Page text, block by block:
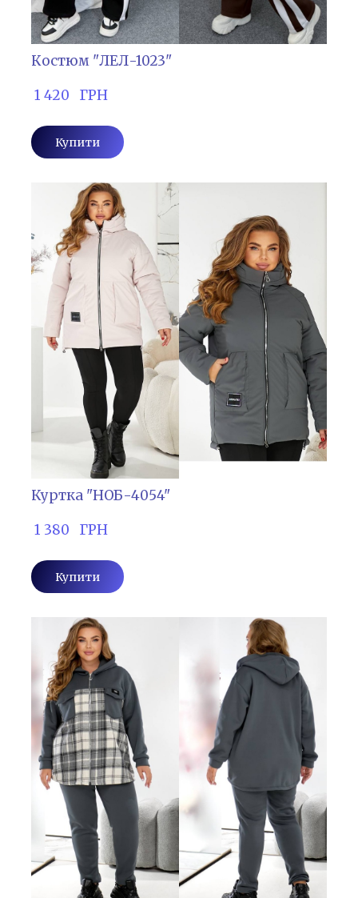
Костюм "ЛЕЛ-1023"
1 420   ГРН
Купити
Куртка "НОБ-4054"
1 380   ГРН
Купити